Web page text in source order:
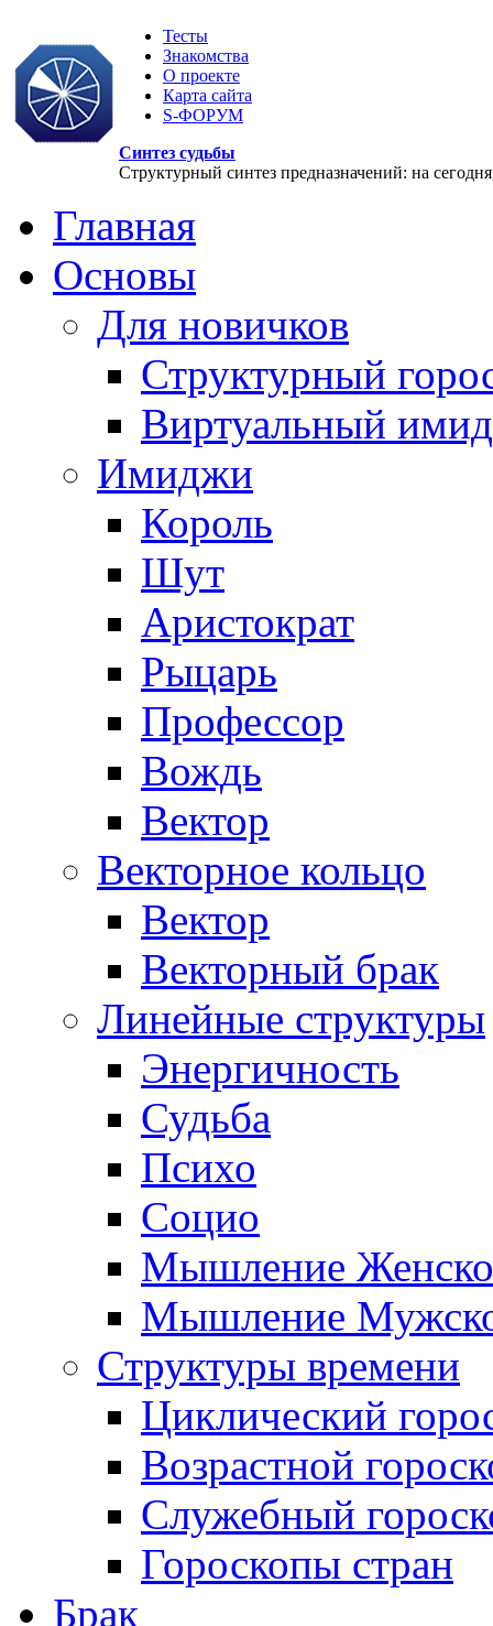
Тесты
Знакомства
О проекте
Карта сайта
S-ФОРУМ
Синтез судьбы
Структурный синтез предназначений: на
Главная
Основы
Для новичков
Структурный
Виртуальный
Имиджи
Король
Шут
Аристократ
Рыцарь
Профессор
Вождь
Вектор
Векторное кольцо
Вектор
Векторный брак
Линейные структуры
Энергичность
Судьба
Психо
Социо
Мышление
Мышление
Структуры времени
Циклический
Возрастной
Служебный
Гороскопы стран
Брак